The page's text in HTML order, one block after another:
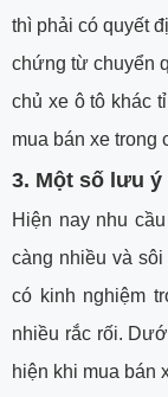
thì phải có quyết
chứng từ chuyển
chủ xe ô tô khác
mua bán xe trong
3. Một số lưu
Hiện nay nhu
càng nhiều và
có kinh nghiệm
nhiều rắc rối.
hiện khi mua bán